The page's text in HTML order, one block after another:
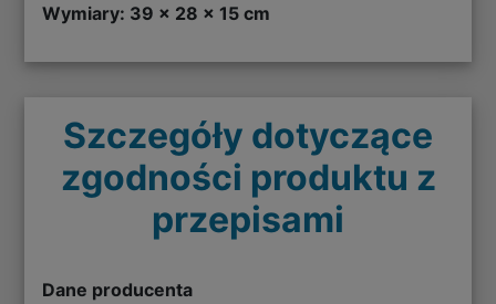
Wymiary: 39 x 28 x 15 cm
Szczegóły dotyczące
zgodności produktu z
przepisami
Dane producenta